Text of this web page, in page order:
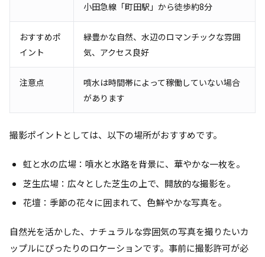
小田急線「町田駅」から徒歩約8分
おすすめポ
イント
緑豊かな自然、水辺のロマンチックな雰囲
気、アクセス良好
注意点
噴水は時間帯によって稼働していない場合
があります
撮影ポイントとしては、以下の場所がおすすめです。
虹と水の広場：噴水と水路を背景に、華やかな一枚を。
芝生広場：広々とした芝生の上で、開放的な撮影を。
花壇：季節の花々に囲まれて、色鮮やかな写真を。
自然光を活かした、ナチュラルな雰囲気の写真を撮りたいカ
ップルにぴったりのロケーションです。事前に撮影許可が必